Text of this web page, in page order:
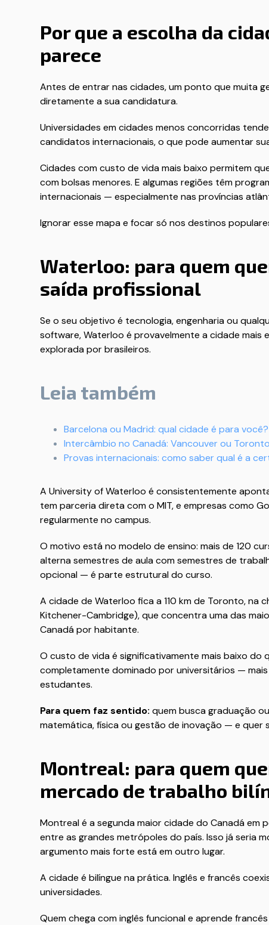
Por que a escolha da
parece
Antes de entrar nas cidades, um ponto que muita
diretamente a sua candidatura.
Universidades em cidades menos concorridas
candidatos internacionais, o que pode aumentar
Cidades com custo de vida mais baixo permitem
com bolsas menores. E algumas regiões têm
internacionais — especialmente nas províncias
Ignorar esse mapa e focar só nos destinos
Waterloo: para quem
saída profissional
Se o seu objetivo é tecnologia, engenharia ou
software, Waterloo é provavelmente a cidade
explorada por brasileiros.
Leia também
Barcelona ou Madrid: qual cidade é para você?
Intercâmbio no Canadá: Vancouver ou
Provas internacionais: como saber qual é a
A University of Waterloo é consistentemente
tem parceria direta com o MIT, e empresas como
regularmente no campus.
O motivo está no modelo de ensino: mais de 120
alterna semestres de aula com semestres de
opcional — é parte estrutural do curso.
A cidade de Waterloo fica a 110 km de Toronto, na
Kitchener-Cambridge), que concentra uma das
Canadá por habitante.
O custo de vida é significativamente mais baixo do
completamente dominado por universitários —
estudantes.
Para quem faz sentido: quem busca graduação
matemática, física ou gestão de inovação — e quer
Montreal: para quem
mercado de trabalho
Montreal é a segunda maior cidade do Canadá em
entre as grandes metrópoles do país. Isso já seria
argumento mais forte está em outro lugar.
A cidade é bilíngue na prática. Inglês e francês
universidades.
Quem chega com inglês funcional e aprende